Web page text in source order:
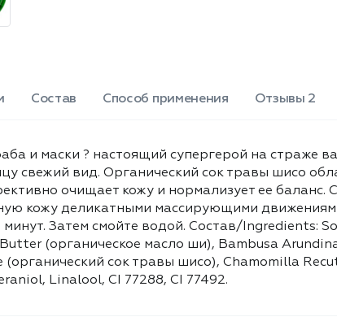
сок травы шисо), Chamomilla
CI 77288, CI 77492.
Состав Способ применения Отзывы 2
и маски ? настоящий супергерой на страже
свежий вид. Органический сок травы шисо
очищает кожу и нормализует ее
кожу деликатными массирующими
минут. Затем смойте водой. Состав/Ingredients:
(органическое масло ши), Bambusa
(органический сок травы шисо), Chamomilla
Linalool, CI 77288, CI 77492.